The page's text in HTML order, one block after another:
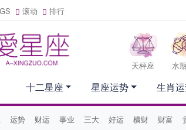
滚动 排行
天枰座 水
运势 财运 事业 三大 好运 横财 财富
十二星座 星座运势 生肖